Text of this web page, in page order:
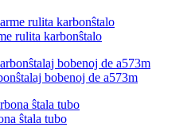
rulita karbonŝtalo
bobenoj de a573m
ŝtala tubo